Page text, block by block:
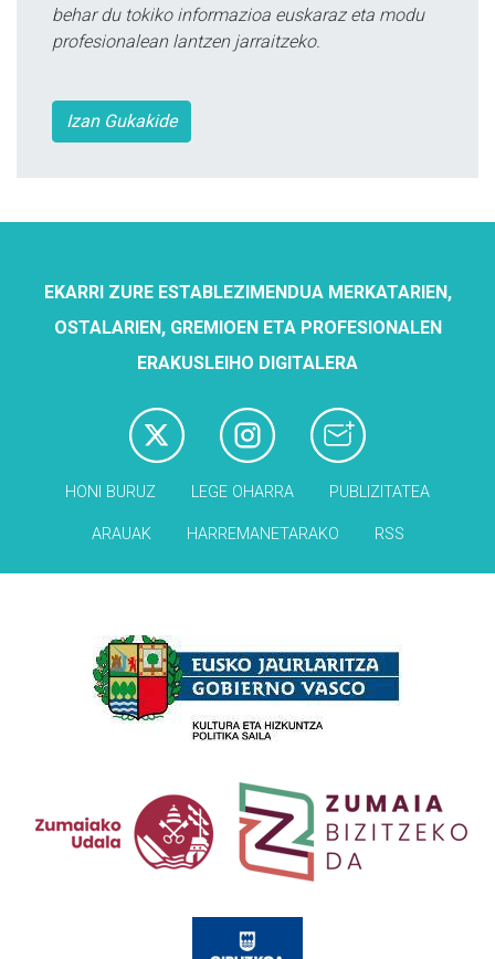
behar du tokiko informazioa euskaraz eta modu
profesionalean lantzen jarraitzeko.
Izan Gukakide
EKARRI ZURE ESTABLEZIMENDUA MERKATARIEN,
OSTALARIEN, GREMIOEN ETA PROFESIONALEN
ERAKUSLEIHO DIGITALERA
HONI BURUZ LEGE OHARRA PUBLIZITATEA
ARAUAK HARREMANETARAKO RSS